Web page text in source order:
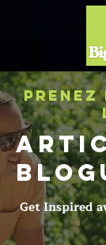
prenez
Get Inspired